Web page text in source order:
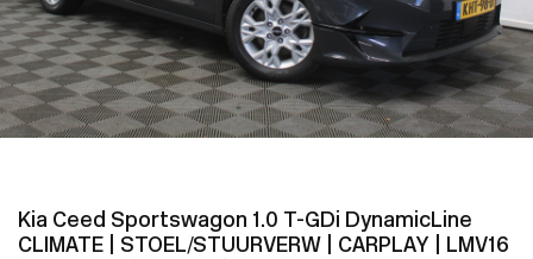
Kia Ceed Sportswagon 1.0 T-GDi DynamicLine
CLIMATE | STOEL/STUURVERW | CARPLAY | LMV16